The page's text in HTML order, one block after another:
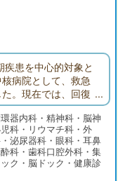
患を中心的対象と
病院として、救急
。現在では、回復
棟を備え、在宅医
器内科・精神科・脳神
科・リウマチ科・外
泌尿器科・眼科・耳鼻
科・歯科口腔外科・集
ク・脳ドック・健康診